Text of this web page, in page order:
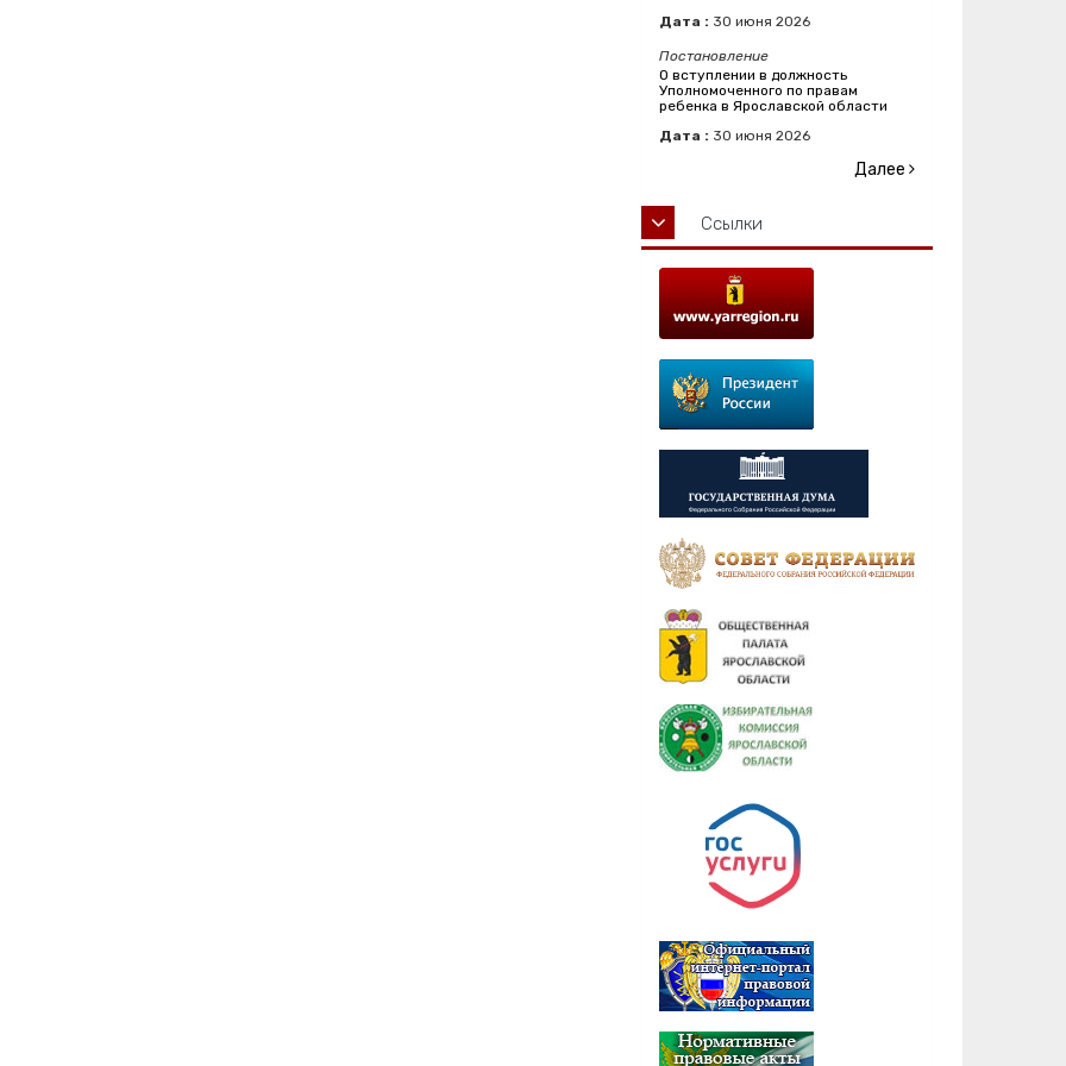
Дата : 30 июня 2026
Постановление
О вступлении в должность
Уполномоченного по правам
ребенка в Ярославской области
Дата : 30 июня 2026
Далее
Ссылки